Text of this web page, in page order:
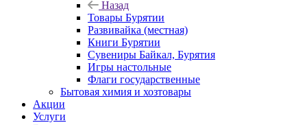
Назад
Товары Бурятии
Развивайка (местная)
Книги Бурятии
Сувениры Байкал, Бурятия
Игры настольные
Флаги государственные
Бытовая химия и хозтовары
Акции
Услуги